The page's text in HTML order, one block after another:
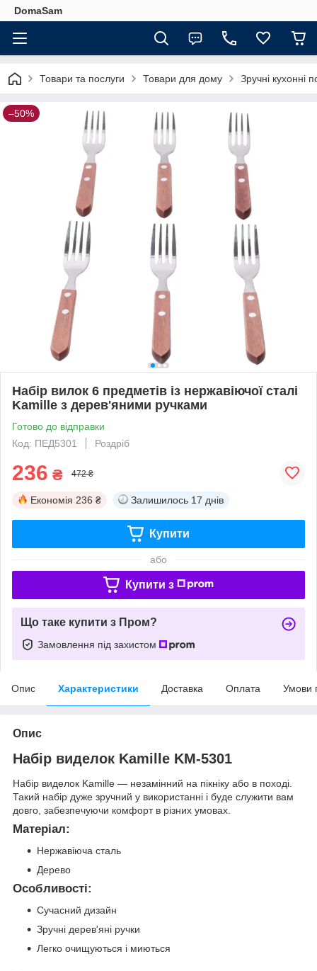
DomaSam
Товари та послуги Товари для дому Зручні кухонні
–50%
Набір вилок 6 предметів із нержавіючої сталі
Kamille з дерев'яними ручками
Готово до відправки
Код: ПЕД5301
Роздріб
236 ₴ 472 ₴
Економія 236 ₴ Залишилось 17 днів
Купити
або
Купити з
Що таке купити з Пром?
Замовлення під захистом
Опис Характеристики Доставка Оплата Умови
Опис
Набір виделок Kamille KM-5301
Набір виделок Kamille — незамінний на пікніку або в поході.
Такий набір дуже зручний у використанні і буде служити вам
довго, забезпечуючи комфорт в різних умовах.
Матеріал:
Нержавіюча сталь
Дерево
Особливості:
Сучасний дизайн
Зручні дерев'яні ручки
Легко очищуються і миються